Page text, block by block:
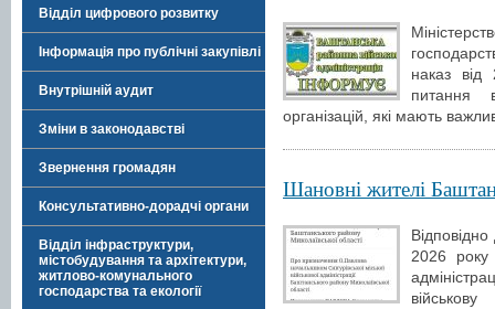
Відділ цифрового розвитку
Інформація про публічні закупівлі
Внутрішній аудит
Зміни в законодавстві
Звернення громадян
Консультативно-дорадчі органи
Відділ інфраструктури,
містобудування та архітектури,
житлово-комунального
господарства та екології
наказ
питання
організацій, які мають
Шановні жителі
2026 року